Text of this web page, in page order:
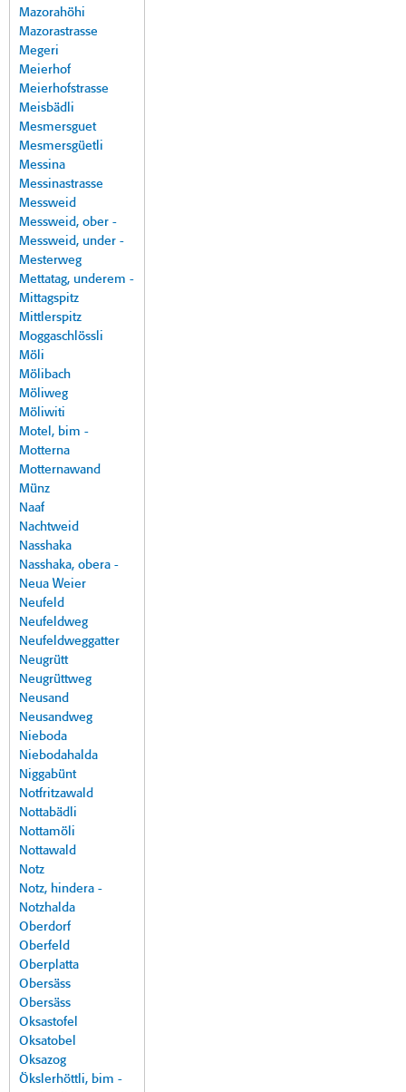
Mazorahöhi
Mazorastrasse
Megeri
Meierhof
Meierhofstrasse
Meisbädli
Mesmersguet
Mesmersgüetli
Messina
Messinastrasse
Messweid
Messweid, ober -
Messweid, under -
Mesterweg
Mettatag, underem -
Mittagspitz
Mittlerspitz
Moggaschlössli
Möli
Mölibach
Möliweg
Möliwiti
Motel, bim -
Motterna
Motternawand
Münz
Naaf
Nachtweid
Nasshaka
Nasshaka, obera -
Neua Weier
Neufeld
Neufeldweg
Neufeldweggatter
Neugrütt
Neugrüttweg
Neusand
Neusandweg
Nieboda
Niebodahalda
Niggabünt
Notfritzawald
Nottabädli
Nottamöli
Nottawald
Notz
Notz, hindera -
Notzhalda
Oberdorf
Oberfeld
Oberplatta
Obersäss
Obersäss
Oksastofel
Oksatobel
Oksazog
Ökslerhöttli, bim -